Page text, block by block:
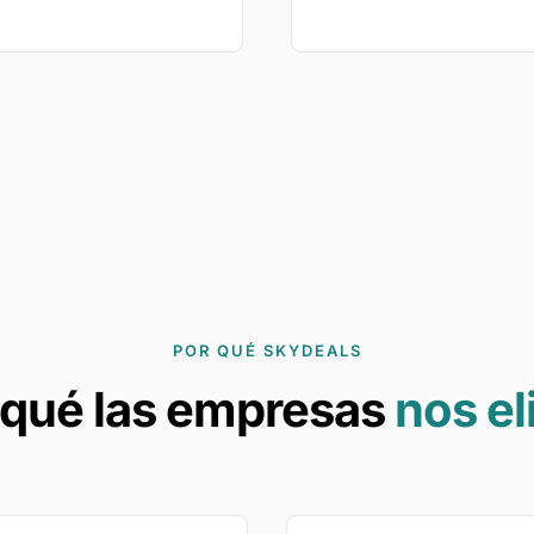
POR QUÉ SKYDEALS
las empresas nos